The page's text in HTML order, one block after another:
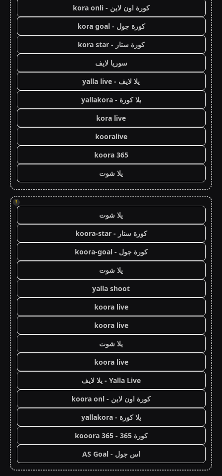
كورة اون لاين - kora onli
كورة جول - kora goal
كورة ستار - kora star
سوريا لايف
يلا لايف - yalla live
يلا كورة - yallakora
kora live
kooralive
koora 365
يلا شوت
!
يلا شوت
كورة ستار - koora-star
كورة جول - koora-goal
يلا شوت
yalla shoot
koora live
koora live
يلا شوت
koora live
Yalla Live - يلا لايف
كورة اون لاين - koora onl
يلا كورة - yallakora
كورة 365 - kooora 365
اس جول - AS Goal